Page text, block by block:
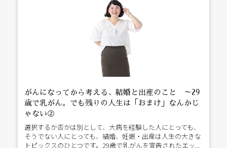
がんになってから考える、結婚と出産のこと ～29
歳で乳がん。でも残りの人生は「おまけ」なんかじ
ゃない②
選択するか否かは別として、大病を経験した人にとっても、
そうでない人にとっても、結婚、妊娠・出産は人生の大きな
トピックスのひとつです。29歳で乳がんを宣告されたエッ...